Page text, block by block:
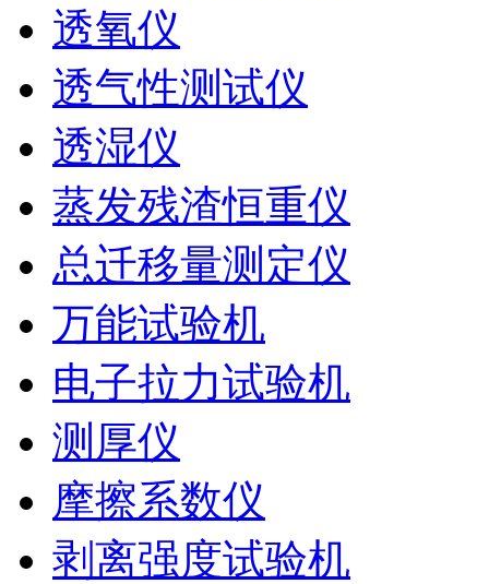
透氧仪
透气性测试仪
透湿仪
蒸发残渣恒重仪
总迁移量测定仪
万能试验机
电子拉力试验机
测厚仪
摩擦系数仪
剥离强度试验机